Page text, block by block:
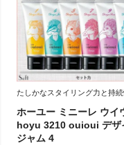
たしかなスタイリング力と持続
ホーユー ミニーレ ウイ
hoyu 3210 ouioui デザ
ジャム 4